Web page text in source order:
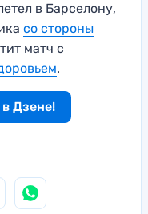
в Барселону,
со стороны
матч с
.
Дзене!